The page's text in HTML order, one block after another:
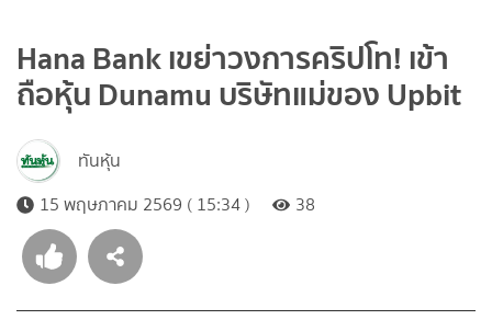
Hana Bank เขย่าวงการคริปโท! เข้า
ถือหุ้น Dunamu บริษัทแม่ของ Upbit
ทันหุ้น
15 พฤษภาคม 2569 ( 15:34 )
38